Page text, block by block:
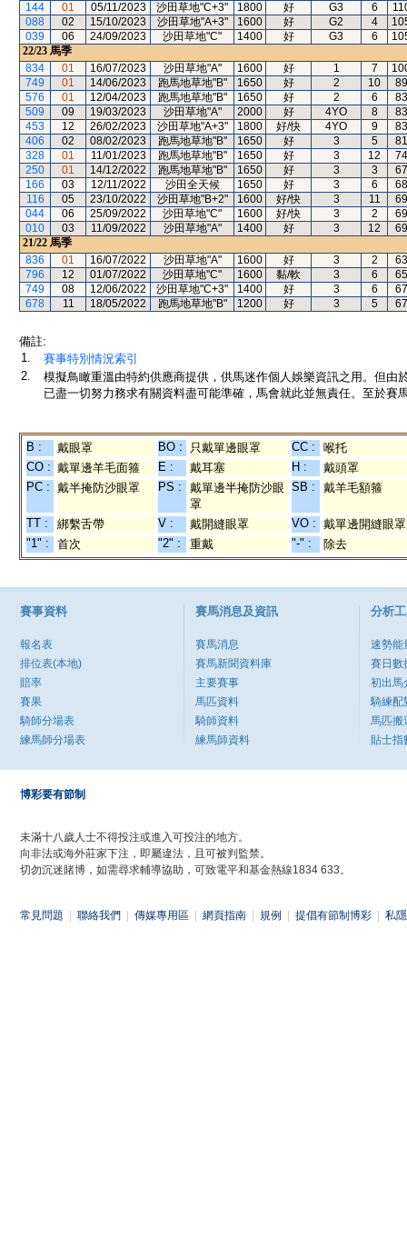
144
01 05/11/2023 沙田草地"C+3" 1800 好 G3 6
088
02 15/10/2023 沙田草地"A+3" 1600 好 G2 4
039
06 24/09/2023 沙田草地"C" 1400 好 G3 6
22/23 馬季
834
01 16/07/2023 沙田草地"A" 1600 好 1 7
749
01 14/06/2023 跑馬地草地"B" 1650 好 2 10
89
576
01 12/04/2023 跑馬地草地"B" 1650 好 2 6
83
509
09 19/03/2023 沙田草地"A" 2000 好 4YO 8
83
453
12 26/02/2023 沙田草地"A+3" 1800 好/快 4YO 9
83
406
02 08/02/2023 跑馬地草地"B" 1650 好 3 5
81
328
01 11/01/2023 跑馬地草地"B" 1650 好 3 12
74
250
01 14/12/2022 跑馬地草地"B" 1650 好 3 3
67
166
03 12/11/2022 沙田全天候 1650 好 3 6
68
116
05 23/10/2022 沙田草地"B+2" 1600 好/快 3 11
69
044
06 25/09/2022 沙田草地"C" 1600 好/快 3 2
69
010
03 11/09/2022 沙田草地"A" 1400 好 3 12
69
21/22 馬季
836
01 16/07/2022 沙田草地"A" 1600 好 3 2
63
796
12 01/07/2022 沙田草地"C" 1600 黏/軟 3 6
65
749
08 12/06/2022 沙田草地"C+3" 1400 好 3 6
67
678
11 18/05/2022 跑馬地草地"B" 1200 好 3 5 67
備註:
1.
賽事特別情況索引
2.
模擬鳥瞰重溫由特約供應商提供，供馬迷作個人娛樂資訊之用。但
已盡一切努力務求有關資料盡可能準確，馬會就此並無責任。至於賽
B : 戴眼罩 BO : 只戴單邊眼罩 CC :
喉托
CO : 戴單邊羊毛面箍 E : 戴耳塞 H :
戴頭罩
PC : 戴半掩防沙眼罩 PS :
戴單邊半掩防沙眼
罩
SB : 戴羊毛額箍
TT : 綁繫舌帶 V : 戴開縫眼罩 VO : 戴單邊開縫眼罩
"1" :
首次 "2" : 重戴 "-" : 除去
賽事資料
報名表
排位表(本地)
賠率
賽果
騎師分場表
練馬師分場表
賽馬消息及資訊
賽馬消息
賽馬新聞資料庫
主要賽事
馬匹資料
騎師資料
練馬師資料
分析
速勢能
賽日數
初出馬
騎練配
馬匹搬
貼士指
博彩要有節制
未滿十八歲人士不得投注或進入可投注的地方。
向非法或海外莊家下注，即屬違法，且可被判監禁。
切勿沉迷賭博，如需尋求輔導協助，可致電平和基金熱線1834 633。
常見問題 聯絡我們 傳媒專用區 網頁指南 規例 提倡有節制博彩 私